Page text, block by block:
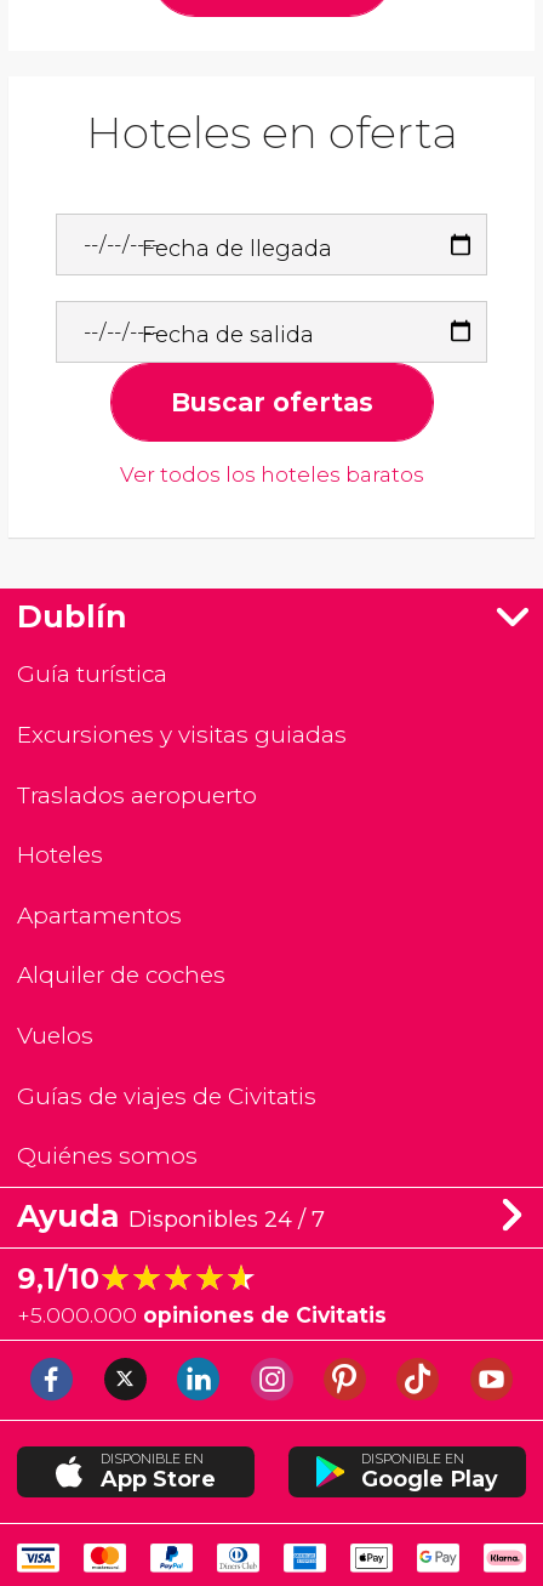
Hoteles en oferta
Fecha de llegada
Fecha de salida
Buscar ofertas
Ver todos los hoteles baratos
Dublín
Guía turística
Excursiones y visitas guiadas
Traslados aeropuerto
Hoteles
Apartamentos
Alquiler de coches
Vuelos
Guías de viajes de Civitatis
Quiénes somos
Ayuda Disponibles 24 / 7
9,1/10★★★★★
★★★★★
+5.000.000 opiniones de Civitatis
DISPONIBLE EN
App Store
DISPONIBLE EN
Google Play